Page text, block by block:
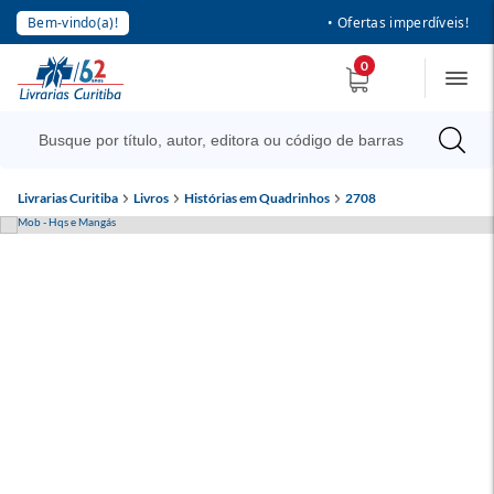
Bem-vindo(a)! • Ofertas imperdíveis!
0
Livrarias Curitiba Livros Histórias em Quadrinhos 2708